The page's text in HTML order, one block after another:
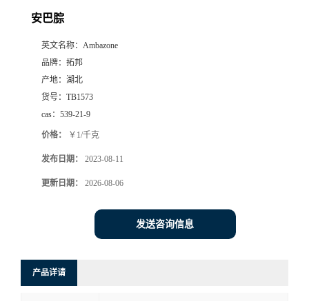
安巴腙
英文名称： Ambazone
品牌： 拓邦
产地： 湖北
货号： TB1573
cas： 539-21-9
价格： ￥1/千克
发布日期： 2023-08-11
更新日期： 2026-08-06
发送咨询信息
产品详请